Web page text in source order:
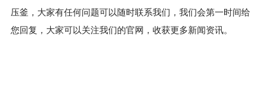
压釜，大家有任何问题可以随时联系我们，我们会第一时间给
您回复，大家可以关注我们的官网，收获更多新闻资讯。